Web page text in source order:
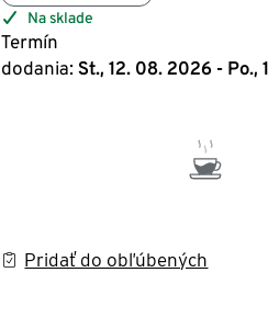
Na sklade
Termín
dodania: St., 12. 08. 2026 - Po.,
Pridať do obľúbených